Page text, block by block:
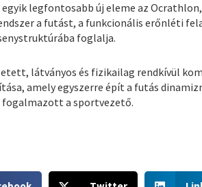
legfontosabb új eleme az
a futást, a funkcionális erőnléti
foglalja.
látványos és fizikailag rendkívül
amely egyszerre épít a futás
fogalmazott a sportvezető.